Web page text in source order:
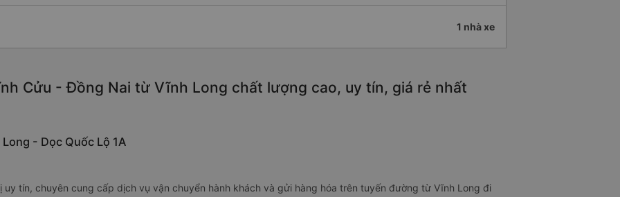
1 nhà xe
Cửu - Đồng Nai từ Vĩnh Long chất lượng cao, uy tín, giá rẻ nhất
- Dọc Quốc Lộ 1A
uy tín, chuyên cung cấp dịch vụ vận chuyển hành khách và gửi hàng hóa trên tuyến đường từ Vĩnh Long đi